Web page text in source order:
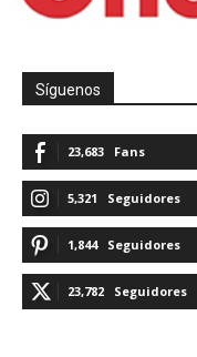
Síguenos
23,683 Fans
5,321 Seguidores
1,844 Seguidores
23,782 Seguidores